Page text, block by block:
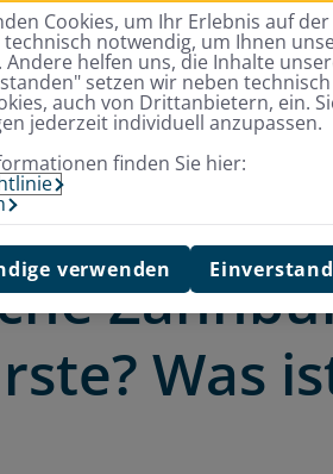
Was ist besser?
Was
Cookies, um Ihr Erlebnis auf
technisch notwendig, um Ihnen
Andere helfen uns, die Inhalte
setzen wir neben
auch von Drittanbietern, ein.
jederzeit individuell anzupassen.
finden Sie hier:
verwenden